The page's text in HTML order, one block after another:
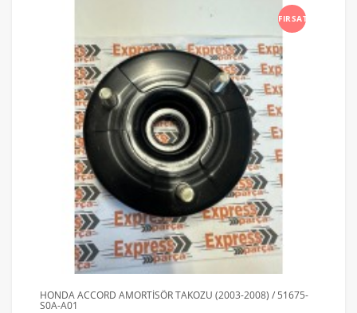
FIRSAT
HONDA ACCORD AMORTİSÖR TAKOZU (2003-2008) / 51675-
S0A-A01